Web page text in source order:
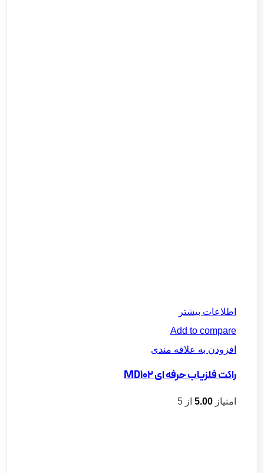
اطلاعات بیشتر
Add to compare
افزودن به علاقه مندی
راکت فلزیاب حرفه ای MD102
امتیاز 5.00 از 5